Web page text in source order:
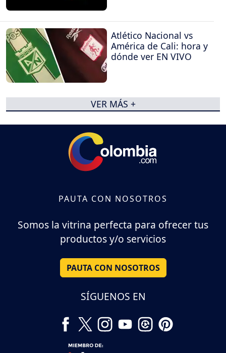
Atlético Nacional vs
América de Cali: hora y
dónde ver EN VIVO
VER MÁS +
PAUTA CON NOSOTROS
Somos la vitrina perfecta para ofrecer tus
productos y/o servicios
PAUTA CON NOSOTROS
SÍGUENOS EN